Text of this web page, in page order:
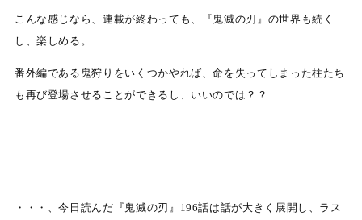
こんな感じなら、連載が終わっても、『鬼滅の刃』の世界も続く
し、楽しめる。
番外編である鬼狩りをいくつかやれば、命を失ってしまった柱たち
も再び登場させることができるし、いいのでは？？
・・・、今日読んだ『鬼滅の刃』196話は話が大きく展開し、ラス